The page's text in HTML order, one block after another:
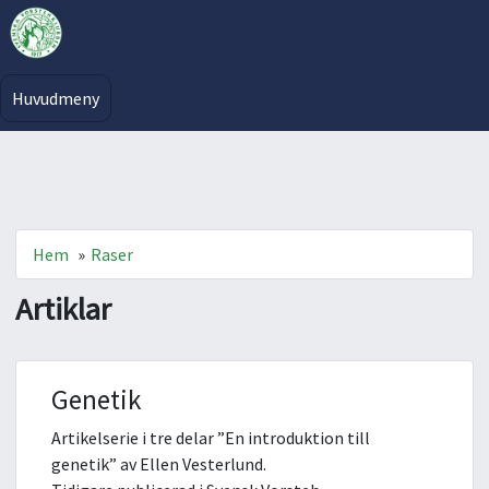
Huvudmeny
Hem » Raser
Artiklar
Genetik
Artikelserie i tre delar ”En introduktion till
genetik” av Ellen Vesterlund.